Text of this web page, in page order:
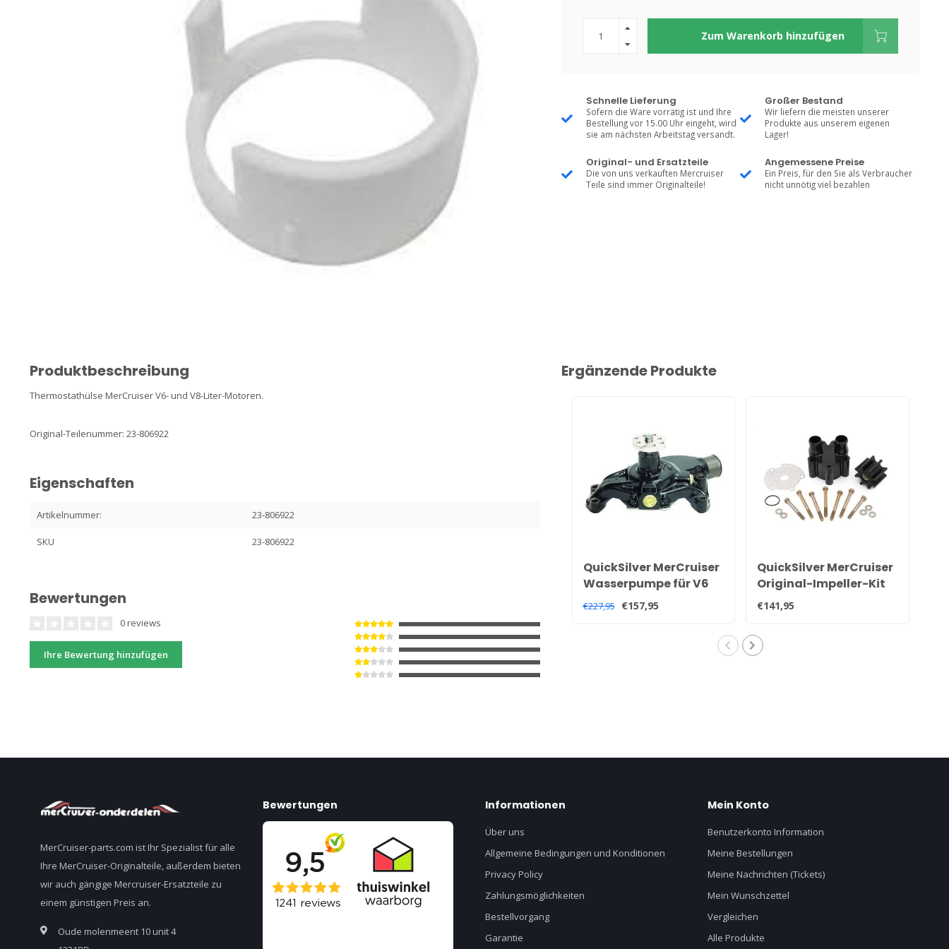
Zum Warenkorb hinzufügen
Schnelle Lieferung
Sofern die Ware vorrätig ist und Ihre
Bestellung vor 15.00 Uhr eingeht, wird
sie am nächsten Arbeitstag versandt.
Großer Bestand
Wir liefern die meisten unserer
Produkte aus unserem eigenen
Lager!
Original- und Ersatzteile
Die von uns verkauften Mercruiser
Teile sind immer Originalteile!
Angemessene Preise
Ein Preis, für den Sie als Verbraucher
nicht unnötig viel bezahlen
Produktbeschreibung
Thermostathülse MerCruiser V6- und V8-Liter-Motoren.
Original-Teilenummer: 23-806922
Eigenschaften
Artikelnummer: 23-806922
SKU 23-806922
Bewertungen
0 reviews
Ihre Bewertung hinzufügen
Ergänzende Produkte
QuickSilver MerCruiser
Wasserpumpe für V6
und V8 Motoren
8M0113734, 850399 1
€227,95 €157,95
QuickSilver MerCruiser
Original-Impeller-Kit
mit Pumpengehäuse
für Bravo-Heckteil 46-
807151A14
€141,95
MerCruiser-parts.com ist Ihr Spezialist für alle
Ihre MerCruiser-Originalteile, außerdem bieten
wir auch gängige Mercruiser-Ersatzteile zu
einem günstigen Preis an.
Oude molenmeent 10 unit 4
Bewertungen Informationen
Über uns
Allgemeine Bedingungen und Konditionen
Privacy Policy
Zahlungsmöglichkeiten
Bestellvorgang
Garantie
Mein Konto
Benutzerkonto Information
Meine Bestellungen
Meine Nachrichten (Tickets)
Mein Wunschzettel
Vergleichen
Alle Produkte